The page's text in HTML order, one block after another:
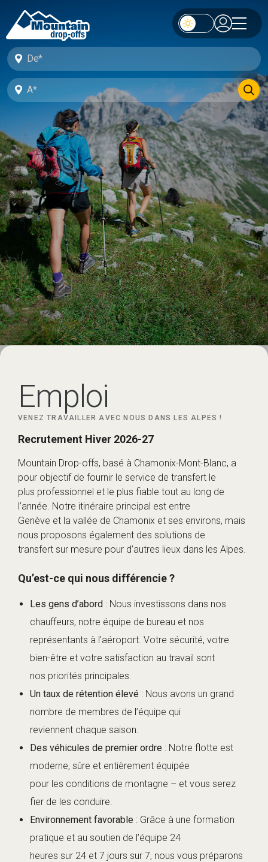
Emploi
VENEZ TRAVAILLER AVEC NOUS DANS LES ALPES !
Recrutement Hiver 2026-27
Mountain Drop-offs, basé à Chamonix-Mont-Blanc, a
pour objectif de fournir le service de transfert le
plus professionnel et le plus fiable tout au long de
l’année. Notre itinéraire principal est entre
Genève et la vallée de Chamonix et ses environs, mais
nous proposons également des solutions de
transfert sur mesure pour d’autres lieux dans les Alpes.
Qu’est-ce qui nous différencie ?
Les gens d’abord : Nous investissons dans nos
chauffeurs, notre équipe de bureau et nos
représentants à l’aéroport. Votre sécurité, votre
bien-être et votre satisfaction au travail sont
nos priorités principales.
Un taux de rétention élevé : Nous avons un grand
nombre de membres de l’équipe qui
reviennent chaque saison.
Des véhicules de premier ordre : Notre flotte est
moderne, sûre et entièrement équipée
pour les conditions de montagne – et vous serez
fier de les conduire.
Environnement favorable : Grâce à une formation
pratique et au soutien de l’équipe 24
heures sur 24 et 7 jours sur 7, nous vous préparons